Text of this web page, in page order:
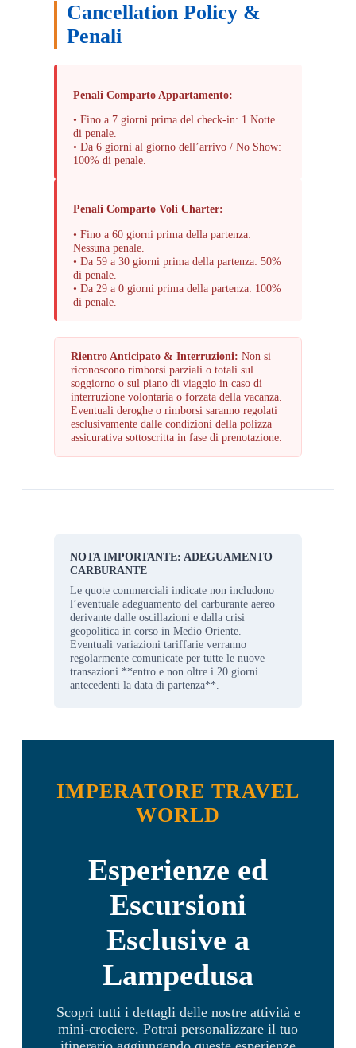
Cancellation Policy &
Penali
Penali Comparto Appartamento:
• Fino a 7 giorni prima del check-in: 1 Notte
di penale.
• Da 6 giorni al giorno dell’arrivo / No Show:
100% di penale.
Penali Comparto Voli Charter:
• Fino a 60 giorni prima della partenza:
Nessuna penale.
• Da 59 a 30 giorni prima della partenza: 50%
di penale.
• Da 29 a 0 giorni prima della partenza: 100%
di penale.
Rientro Anticipato & Interruzioni: Non si
riconoscono rimborsi parziali o totali sul
soggiorno o sul piano di viaggio in caso di
interruzione volontaria o forzata della vacanza.
Eventuali deroghe o rimborsi saranno regolati
esclusivamente dalle condizioni della polizza
assicurativa sottoscritta in fase di prenotazione.
NOTA IMPORTANTE: ADEGUAMENTO
CARBURANTE
Le quote commerciali indicate non includono
l’eventuale adeguamento del carburante aereo
derivante dalle oscillazioni e dalla crisi
geopolitica in corso in Medio Oriente.
Eventuali variazioni tariffarie verranno
regolarmente comunicate per tutte le nuove
transazioni **entro e non oltre i 20 giorni
antecedenti la data di partenza**.
IMPERATORE TRAVEL
WORLD
Esperienze ed
Escursioni
Esclusive a
Lampedusa
Scopri tutti i dettagli delle nostre attività e
mini-crociere. Potrai personalizzare il tuo